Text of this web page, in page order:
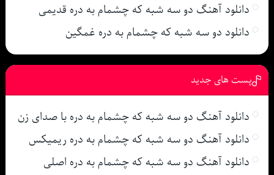
دانلود آهنگ دو سه شبه که چشمام به دره قدیمی
دانلود دو سه شبه که چشمام به دره غمگین
پست های جدید
دانلود آهنگ دو سه شبه که چشمام به دره با صدای زن
دانلود آهنگ دو سه شبه که چشمام به دره ریمیکس
دانلود آهنگ دو سه شبه که چشمام به دره اصلی